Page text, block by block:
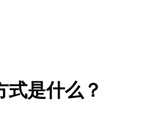
是什么？